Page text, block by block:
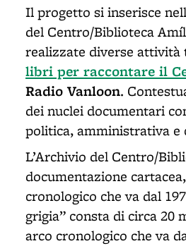
Il progetto si inserisce
del Centro/Biblioteca
realizzate diverse attività
libri per raccontare il
Radio Vanloon.
dei nuclei documentari
politica, amministrativa
L’Archivio del Centro/
documentazione
cronologico che va dal
grigia” consta di circa 20
arco cronologico che va